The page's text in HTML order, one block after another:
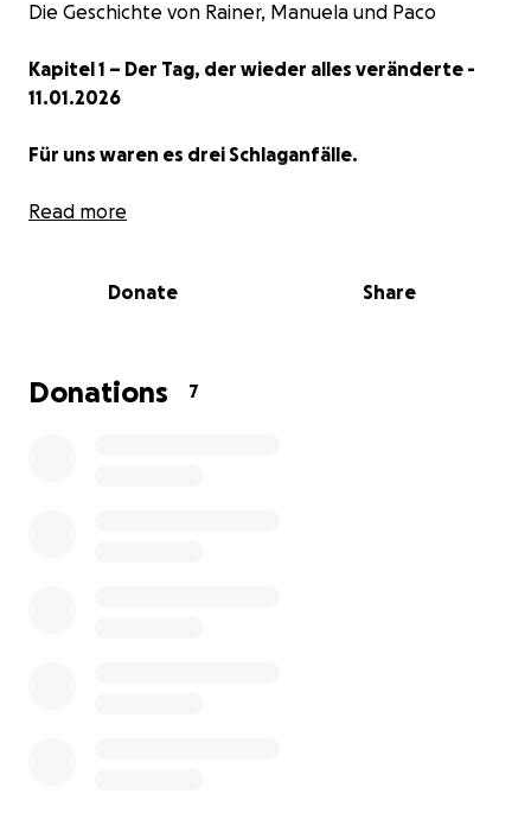
Die Geschichte von Rainer, Manuela und Paco
Kapitel 1 – Der Tag, der wieder alles veränderte -
11.01.2026
Für uns waren es drei Schlaganfälle.
Es gibt Tage, an denen man morgens aufsteht und
Auch wir dachten das.
ein zweiter. Nach 15 Monaten der dritte
Read more
Donate Share
Donations 7